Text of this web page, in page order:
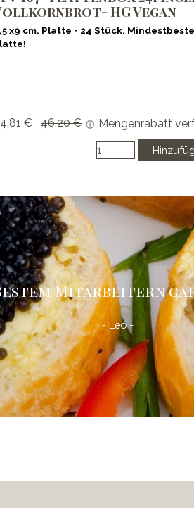
HG Vegan
x9 cm. Platte = 24 Stück.
€ Preis ohne Rabatt
46.20 € Mengenrabatt
Mitarbeitern
- Leo -